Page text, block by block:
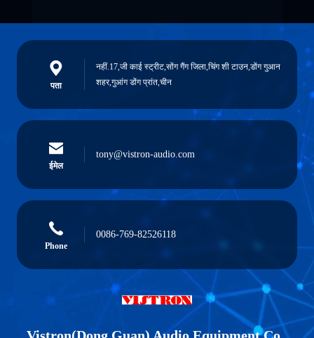
पता
नहीं.17,जी काई स्ट्रीट,सोंग गैंग जिला,चिंग शी टाउन,डोंग गुआन
शहर,गुआंग डोंग प्रांत,चीन
ईमेल
tony@vistron-audio.com
Phone
0086-769-82526118